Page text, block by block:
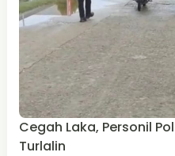
Cegah Laka, Personil
Turlalin